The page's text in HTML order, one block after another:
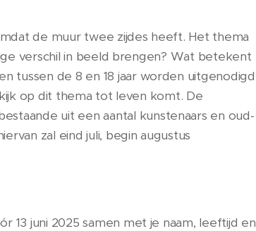
de muur twee zijdes heeft. Het thema
verschil in beeld brengen? Wat betekent
tussen de 8 en 18 jaar worden uitgenodigd
op dit thema tot leven komt. De
uit een aantal kunstenaars en oud-
zal eind juli, begin augustus
13 juni 2025 samen met je naam, leeftijd en